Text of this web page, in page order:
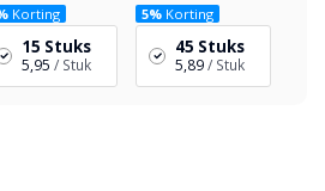
Korting
15 Stuks
5,95 / Stuk
5% Korting
45 Stuks
5,89/ Stuk